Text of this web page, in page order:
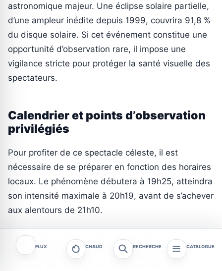
astronomique majeur. Une éclipse solaire partielle,
d’une ampleur inédite depuis 1999, couvrira 91,8 %
du disque solaire. Si cet événement constitue une
opportunité d’observation rare, il impose une
vigilance stricte pour protéger la santé visuelle des
spectateurs.
Calendrier et points d’observation
privilégiés
Pour profiter de ce spectacle céleste, il est
nécessaire de se préparer en fonction des horaires
locaux. Le phénomène débutera à 19h25, atteindra
son intensité maximale à 20h19, avant de s’achever
aux alentours de 21h10.
La qualité de l’observation dépendra de votre
position géographique. Étant donné que le Soleil
FLUX CHAUD RECHERCHE CATALOGUE